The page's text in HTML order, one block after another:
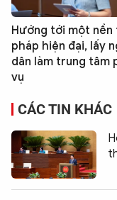
Hướng tới một nền
pháp hiện đại, lấy
dân làm trung tâm
vụ
CÁC TIN KHÁC